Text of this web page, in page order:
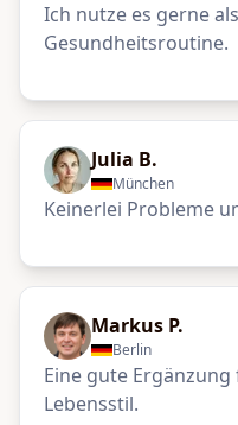
Ich nutze es gerne
Gesundheitsroutine.
Julia B.
München
Keinerlei Probleme
Markus P.
Berlin
Eine gute
Lebensstil.